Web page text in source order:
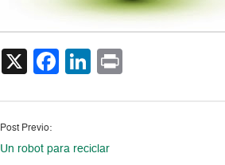
X Facebook
LinkedIn
Post Previo:
Un robot para reciclar